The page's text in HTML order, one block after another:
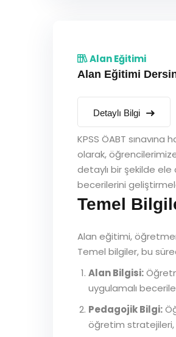
Alan Eğitimi
Alan Eğitimi
Detaylı Bilgi
KPSS ÖABT
olarak,
detaylı bir şekilde ele
becerilerini
Temel
Alan eğitimi,
Temel bilgiler, bu
Alan Bilgisi:
uygulamalı
Pedagojik Bilgi:
öğretim stratejileri,